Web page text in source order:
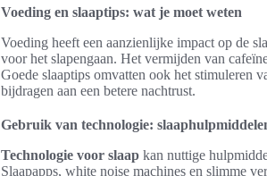
Voeding en slaaptips: wat je moet weten
Voeding heeft een aanzienlijke impact op de
voor het slapengaan. Het vermijden van
Goede slaaptips omvatten ook het stimuleren
bijdragen aan een betere nachtrust.
Gebruik van technologie:
Technologie voor slaap kan nuttige
Slaapapps, white noise machines en slimme